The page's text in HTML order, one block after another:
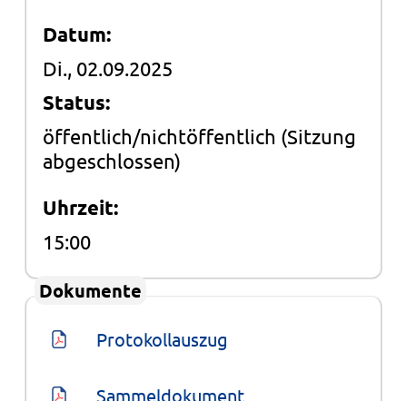
Datum:
Di., 02.09.2025
Status:
öffentlich/nichtöffentlich (Sitzung
abgeschlossen)
Uhrzeit:
15:00
Dokumente
Protokollauszug
Sammeldokument